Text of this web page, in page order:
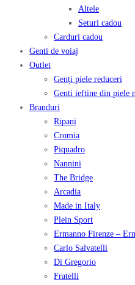
Altele
Seturi cadou
Carduri cadou
Genti de voiaj
Outlet
Genți piele reduceri
Genti ieftine din piele
Branduri
Ripani
Cromia
Piquadro
Nannini
The Bridge
Arcadia
Made in Italy
Plein Sport
Ermanno Firenze –
Carlo Salvatelli
Di Gregorio
Fratelli